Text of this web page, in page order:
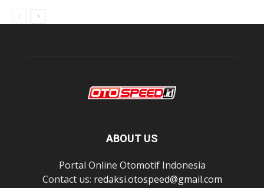
ABOUT US
Portal Online Otomotif Indonesia
Contact us: redaksi.otospeed@gmail.com